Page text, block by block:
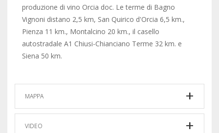
produzione di vino Orcia doc. Le terme di Bagno
Vignoni distano 2,5 km, San Quirico d'Orcia 6,5 km.,
Pienza 11 km., Montalcino 20 km., il casello
autostradale A1 Chiusi-Chianciano Terme 32 km. e
Siena 50 km.
MAPPA
VIDEO